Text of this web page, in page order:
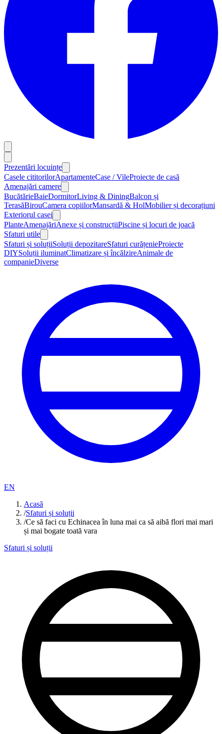
Prezentări locuințe
Casele cititorilorApartamenteCase / VileProiecte de casă
Amenajări camere
BucătărieBaieDormitorLiving & DiningBalcon și
TerasăBirouCamera copiilorMansardă & HolMobilier și decorațiuni
Exteriorul casei
PlanteAmenajăriAnexe și construcțiiPiscine și locuri de joacă
Sfaturi utile
Sfaturi și soluțiiSoluții depozitareSfaturi curățenieProiecte
DIYSoluții iluminatClimatizare și încălzireAnimale de
companieDiverse
EN
Acasă
/Sfaturi și soluții
/Ce să faci cu Echinacea în luna mai ca să aibă flori mai mari
și mai bogate toată vara
Sfaturi și soluții